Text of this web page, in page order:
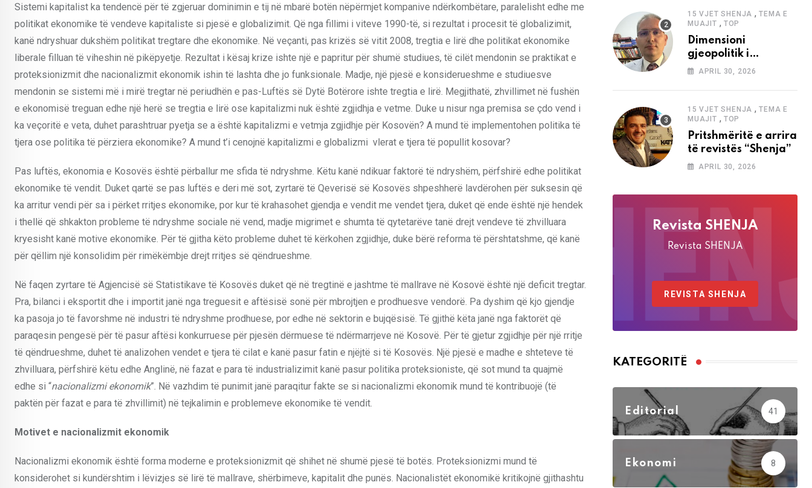
Sistemi kapitalist ka tendencë për të zgjeruar dominimin e tij në mbarë botën nëpërmjet kompanive ndërkombëtare, paralelisht edhe me
politikat ekonomike të vendeve kapitaliste si pjesë e globalizimit. Që nga fillimi i viteve 1990-të, si rezultat i procesit të globalizimit,
kanë ndryshuar dukshëm politikat tregtare dhe ekonomike. Në veçanti, pas krizës së vitit 2008, tregtia e lirë dhe politikat ekonomike
liberale filluan të viheshin në pikëpyetje. Rezultat i kësaj krize ishte një e papritur për shumë studiues, të cilët mendonin se praktikat e
proteksionizmit dhe nacionalizmit ekonomik ishin të lashta dhe jo funksionale. Madje, një pjesë e konsiderueshme e studiuesve
mendonin se sistemi më i mirë tregtar në periudhën e pas-Luftës së Dytë Botërore ishte tregtia e lirë. Megjithatë, zhvillimet në fushën
e ekonomisë treguan edhe një herë se tregtia e lirë ose kapitalizmi nuk është zgjidhja e vetme. Duke u nisur nga premisa se çdo vend i
ka veçoritë e veta, duhet parashtruar pyetja se a është kapitalizmi e vetmja zgjidhje për Kosovën? A mund të implementohen politika të
tjera ose politika të përziera ekonomike? A mund t’i cenojnë kapitalizmi e globalizmi vlerat e tjera të popullit kosovar?
Pas luftës, ekonomia e Kosovës është përballur me sfida të ndryshme. Këtu kanë ndikuar faktorë të ndryshëm, përfshirë edhe politikat
ekonomike të vendit. Duket qartë se pas luftës e deri më sot, zyrtarë të Qeverisë së Kosovës shpeshherë lavdërohen për suksesin që
ka arritur vendi për sa i përket rritjes ekonomike, por kur të krahasohet gjendja e vendit me vendet tjera, duket që ende është një hendek
i thellë që shkakton probleme të ndryshme sociale në vend, madje migrimet e shumta të qytetarëve tanë drejt vendeve të zhvilluara
kryesisht kanë motive ekonomike. Për të gjitha këto probleme duhet të kërkohen zgjidhje, duke bërë reforma të përshtatshme, që kanë
për qëllim një konsolidim për rimëkëmbje drejt rritjes së qëndrueshme.
Në faqen zyrtare të Agjencisë së Statistikave të Kosovës duket që në tregtinë e jashtme të mallrave në Kosovë është një deficit tregtar.
Pra, bilanci i eksportit dhe i importit janë nga treguesit e aftësisë sonë për mbrojtjen e prodhuesve vendorë. Pa dyshim që kjo gjendje
ka pasoja jo të favorshme në industri të ndryshme prodhuese, por edhe në sektorin e bujqësisë. Të gjithë këta janë nga faktorët që
paraqesin pengesë për të pasur aftësi konkurruese për pjesën dërmuese të ndërmarrjeve në Kosovë. Për të gjetur zgjidhje për një rritje
të qëndrueshme, duhet të analizohen vendet e tjera të cilat e kanë pasur fatin e njëjtë si të Kosovës. Një pjesë e madhe e shteteve të
zhvilluara, përfshirë këtu edhe Anglinë, në fazat e para të industrializimit kanë pasur politika proteksioniste, që sot mund ta quajmë
edhe si “nacionalizmi ekonomik”. Në vazhdim të punimit janë paraqitur fakte se si nacionalizmi ekonomik mund të kontribuojë (të
paktën për fazat e para të zhvillimit) në tejkalimin e problemeve ekonomike të vendit.
Motivet e nacionalizmit ekonomik
Nacionalizmi ekonomik është forma moderne e proteksionizmit që shihet në shumë pjesë të botës. Proteksionizmi mund të
konsiderohet si kundërshtim i lëvizjes së lirë të mallrave, shërbimeve, kapitalit dhe punës. Nacionalistët ekonomikë kritikojnë gjithashtu
15 VJET SHENJA ,TEMA E
MUAJIT , TOP
Dimensioni
gjeopolitik i
analizave të Abdi
“Shenja”
APRIL 30, 2026
15 VJET SHENJA ,TEMA E
MUAJIT , TOP
Pritshmëritë e arrira
të revistës “Shenja”
APRIL 30, 2026
Revista SHENJA
Revista SHENJA
REVISTA SHENJA
KATEGORITË
Editorial 41
Ekonomi 8